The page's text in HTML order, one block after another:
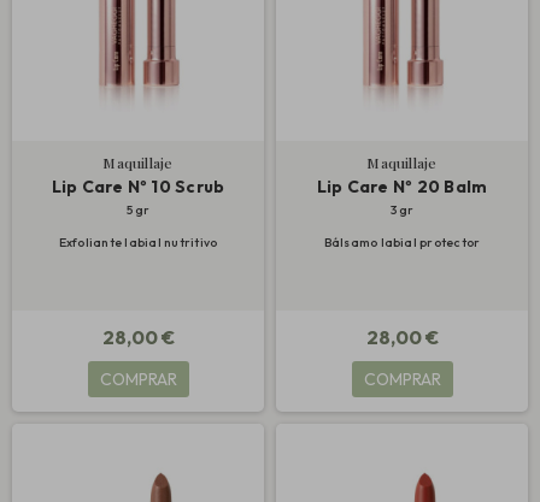
Maquillaje
Lip Care Nº 10 Scrub
5 gr
Exfoliante labial nutritivo
28,00 €
COMPRAR
Maquillaje
Lip Care Nº 20 Balm
3 gr
Bálsamo labial protector
28,00 €
COMPRAR